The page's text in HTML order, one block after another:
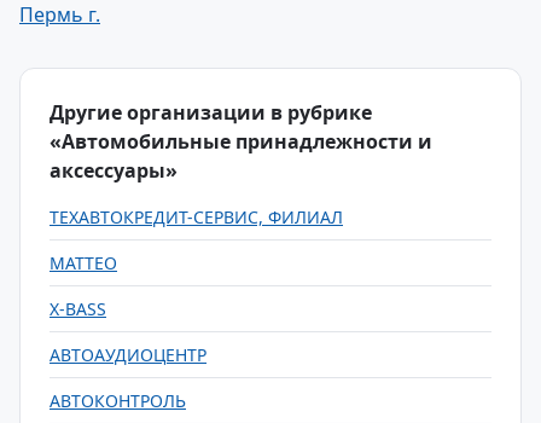
Пермь г.
Другие организации в рубрике
«Автомобильные принадлежности и
аксессуары»
ТЕХАВТОКРЕДИТ-СЕРВИС, ФИЛИАЛ
MATTEO
X-BASS
АВТОАУДИОЦЕНТР
АВТОКОНТРОЛЬ